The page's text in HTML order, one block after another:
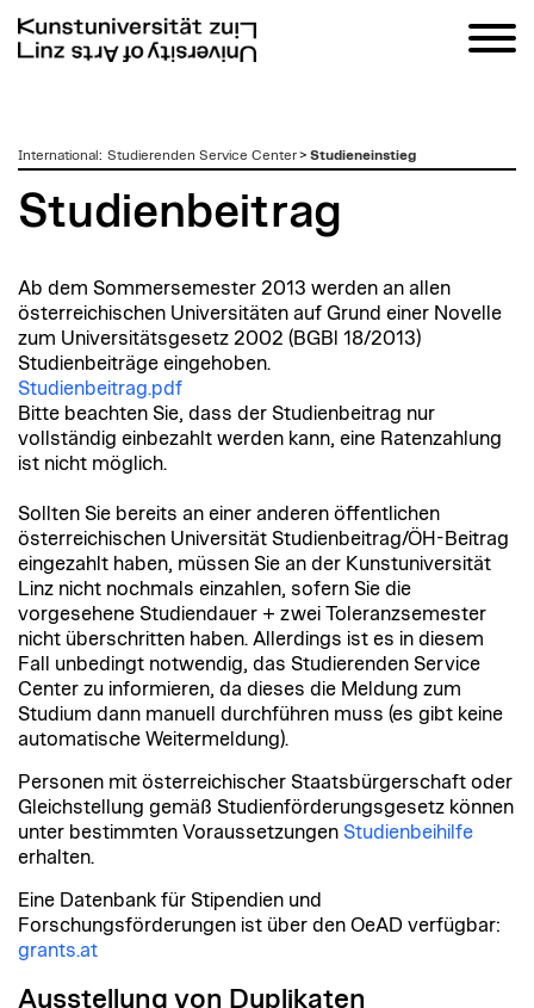
zumInternational: Studierenden Service Center> Studieneinstieg
Studienbeitrag
Ab dem Sommersemester 2013 werden an allen
österreichischen Universitäten auf Grund einer Novelle
zum Universitätsgesetz 2002 (BGBl 18/2013)
Studienbeiträge eingehoben.
Studienbeitrag.pdf
Bitte beachten Sie, dass der Studienbeitrag nur
vollständig einbezahlt werden kann, eine Ratenzahlung
ist nicht möglich.
Sollten Sie bereits an einer anderen öffentlichen
österreichischen Universität Studienbeitrag/ÖH-Beitrag
eingezahlt haben, müssen Sie an der Kunstuniversität
Linz nicht nochmals einzahlen, sofern Sie die
vorgesehene Studiendauer + zwei Toleranzsemester
nicht überschritten haben. Allerdings ist es in diesem
Fall unbedingt notwendig, das Studierenden Service
Center zu informieren, da dieses die Meldung zum
Studium dann manuell durchführen muss (es gibt keine
automatische Weitermeldung).
Personen mit österreichischer Staatsbürgerschaft oder
Gleichstellung gemäß Studienförderungsgesetz können
unter bestimmten Voraussetzungen Studienbeihilfe
erhalten.
Eine Datenbank für Stipendien und
Forschungsförderungen ist über den OeAD verfügbar:
grants.at
Ausstellung von Duplikaten